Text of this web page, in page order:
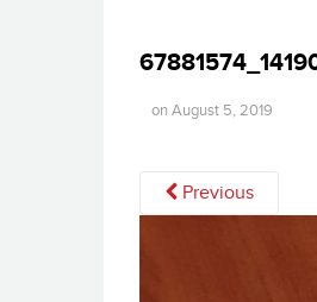
on August 5, 2019
Previous